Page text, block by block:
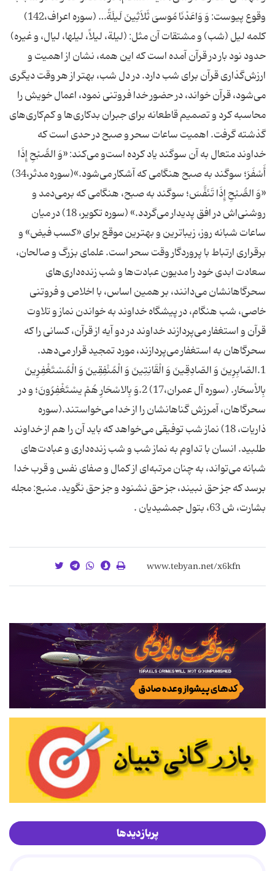
وقوع پیوست: وَ وَاعَدْنَا مُوسی‌َ ثَلاَثِین‌َ لَیلَة‌ً… (سوره اعراف،142)
كلمه لیل (شب‌) و مشتقات آن مثل: (لیلة، لیلاً، لیلها، لیال، و غیره)
حدود نود بار در قرآن آمده است كه این همه، نشان از اهمیت و
ارزش‌گذاری قرآن برای شب دارد. در دل شب، بهتر از هر وقت دیگری
می‌شود، قرآن خواند، در حضور خدا فروتنی نمود، اعمال خویش را
محاسبه كرد و تصمیم قاطعانه برای جبران بدكاری‌ها و كم‌كاری‌های
گذشته گرفت. اهمیت ساعات سحر و صبح در حدی است كه
خداوند متعال به آن سوگند یاد كرده است‌و می‌كند: «وَ الصُّبْح‌ِ إِذَا
أَسْفَرَ؛ سوگند به صبح هنگامی كه آشكار می‌شود.»(سوره مدثر،34)
«وَ الصُّبْح‌ِ إِذَا تَنَفَّس‌َ؛ سوگند به صبح، هنگامی كه برمی‌دمد و
روشنی‌اش در افق پدیدار می‌گردد.» (سوره تكویر، 18) در میان
ساعات شبانه روز، زیباترین و بهترین موقع برای «كسب فیض» و
برقراری ارتباط با پروردگار وقت سحر است. علمای بزرگ و صالحان،
سعادت ابدی خود را مدیون عبادت‌ها و شب زنده‌داری‌های
سحرگاهانشان می‌دانند، بر همین اساس، با اخلاص و فروتنی
خاصی، شب هنگام، در پیشگاه خداوند به خواندن نماز و تلاوت
قرآن و استغفار می‌پردازند خداوند در دو آیه از قرآن، كسانی را كه
سحرگاهان به استغفار می‌پردازند، مورد تمجید قرار می‌دهد.
1.الصّابِرِین‌َ وَ الصّادِقِین‌َ وَ الْقَانِتِین‌َ وَ الْمُنْفِقِین‌َ وَ الْمُسْتَغْفِرِین‌َ
بِالاْسحَار. (سوره آل عمران،17) 2.وَ بِالاسْحَارِ هُم‌ْ یسْتَغْفِرُون‌َ؛ و در
سحرگاهان، آمرزش گناهانشان را از خدا می‌خواستند.(سوره
ذاریات، 18) نماز شب توفیقی می‌خواهد كه باید آن را هم از خداوند
طلبید. انسان با تداوم به نماز شب و شب زنده‌داری و عبادت‌های
شبانه می‌تواند، به چنان مرتبه‌ای از كمال و صفای نفس و قرب خدا
برسد كه جز حق نبیند، جز حق نشنود و جز حق نگوید. منبع: مجله
بشارت، ش 63، بتول جمشیدیان .
پربازدیدها